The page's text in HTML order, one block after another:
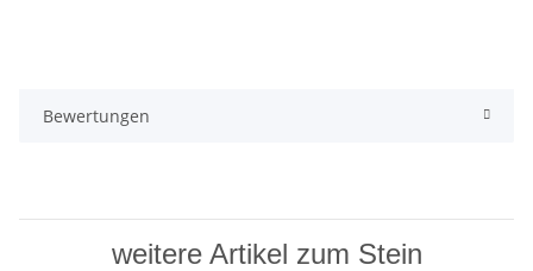
Bewertungen
weitere Artikel zum Stein